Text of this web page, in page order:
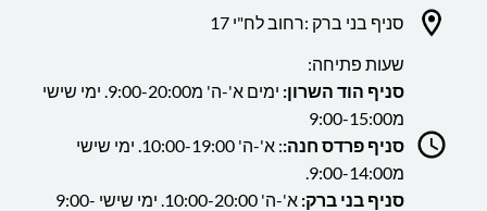
סניף בני ברק :רחוב לח"י 17
שעות פתיחה:
סניף הוד השרון:
ימים א'-ה' מ9:00-20:00. ימי שישי
מ9:00-15:00
סניף פרדס חנה:
: א'-ה' 10:00-19:00. ימי שישי
מ9:00-14:00.
סניף בני ברק:
א'-ה' 10:00-20:00. ימי שישי 9:00-